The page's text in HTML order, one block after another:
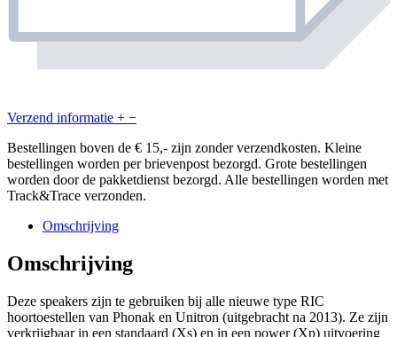
Verzend informatie + −
Bestellingen boven de € 15,- zijn zonder verzendkosten. Kleine
bestellingen worden per brievenpost bezorgd. Grote bestellingen
worden door de pakketdienst bezorgd. Alle bestellingen worden met
Track&Trace verzonden.
Omschrijving
Omschrijving
Deze speakers zijn te gebruiken bij alle nieuwe type RIC
hoortoestellen van Phonak en Unitron (uitgebracht na 2013). Ze zijn
verkrijgbaar in een standaard (Xs) en in een power (Xp) uitvoering